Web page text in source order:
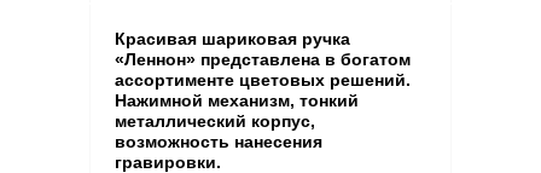
Красивая шариковая ручка
«Леннон» представлена в богатом
ассортименте цветовых решений.
Нажимной механизм, тонкий
металлический корпус,
возможность нанесения
гравировки.